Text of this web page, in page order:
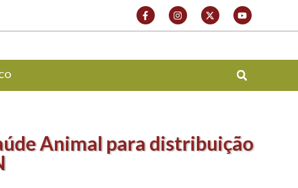
Animal para distribuição